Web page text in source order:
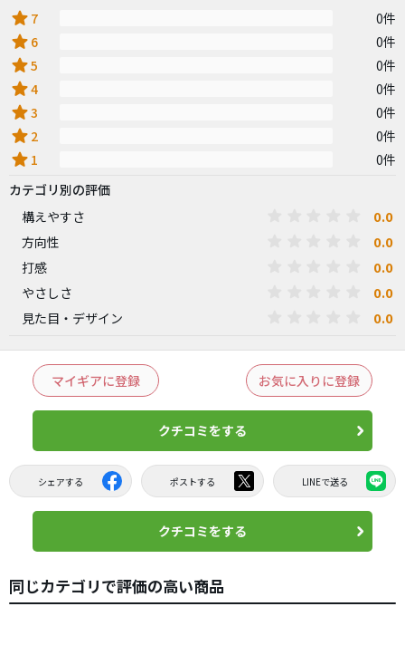
star 7 0件
star 6 0件
star5 0件
star4 0件
star3 0件
star 2 0件
star 1
0件
カテゴリ別の評価
構えやすさ
0.0
方向性 0.0
打感 0.0
やさしさ 0.0
見た目・デザイン 0.0
マイギアに登録 お気に入りに登録
クチコミをする
シェアする ポストする LINEで送る
クチコミをする
同じカテゴリで評価の高い商品